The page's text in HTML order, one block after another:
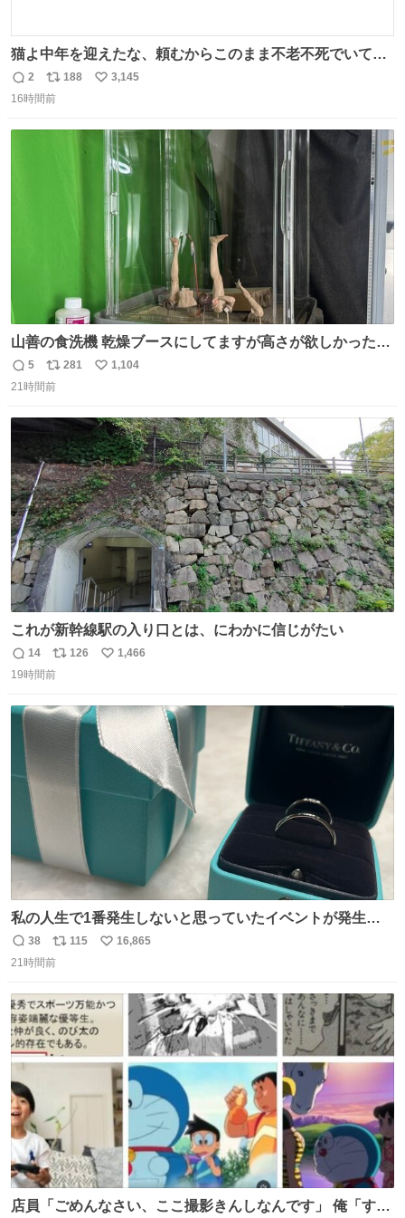
猫よ中年を迎えたな、頼むからこのまま不老不死でいてく
れ…と願ってから、いや人間の家族が死に絶えて猫だけこ
の世に置いていくなんてひどいことはできない…と思って
愛がられて困ることもなかろうなと思ったのでやっぱり猫
よ不老不死でいてくれ
返
信
2
リ
ポ
188
い
数
3,145
16時間前
山善の食洗機 乾燥ブースにしてますが高さが欲しかったの
でコレクションケースを置くだけのツルセコ改造 扉が手前
に開き天井の温度もしっかり上がるのでかなり使いやすく
返
信
5
リ
ポ
ト
数
281
い
数
1,104
21時間前
これが新幹線駅の入り口とは、にわかに信じがたい
返
信
14
リ
ポ
ト
126
い
数
1,466
19時間前
私の人生で1番発生しないと思っていたイベントが発生し
ました
返
信
38
リ
ポ
ト
数
115
い
数
16,865
21時間前
店員「ごめんなさい、ここ撮影きんしなんです」 俺「すみ